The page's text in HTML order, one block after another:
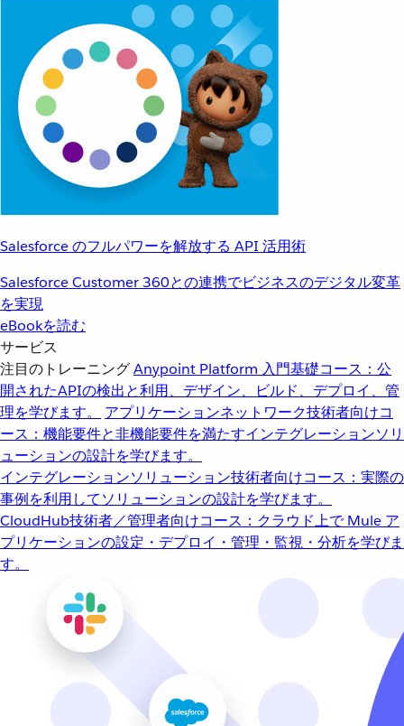
Salesforce のフルパワーを解放する API 活用術
Salesforce Customer 360との連携でビジネスのデジタル変革
を実現
eBookを読む
サービス
注目のトレーニングAnypoint Platform 入門基礎コース：公
開されたAPIの検出と利用、デザイン、ビルド、デプロイ、管
理を学びます。
アプリケーションネットワーク技術者向けコ
ース：機能要件と非機能要件を満たすインテグレーションソリ
ューションの設計を学びます。
インテグレーションソリューション技術者向けコース：実際の
事例を利用してソリューションの設計を学びます。
CloudHub技術者／管理者向けコース：クラウド上で Mule ア
プリケーションの設定・デプロイ・管理・監視・分析を学びま
す。